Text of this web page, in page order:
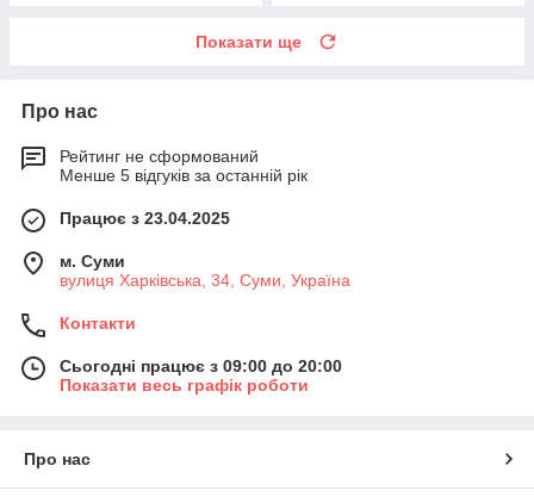
Показати ще
Про нас
Рейтинг не сформований
Менше 5 відгуків за останній рік
Працює з 23.04.2025
м. Суми
вулиця Харківська, 34, Суми, Україна
Контакти
Сьогодні працює з 09:00 до 20:00
Показати весь графік роботи
Про нас